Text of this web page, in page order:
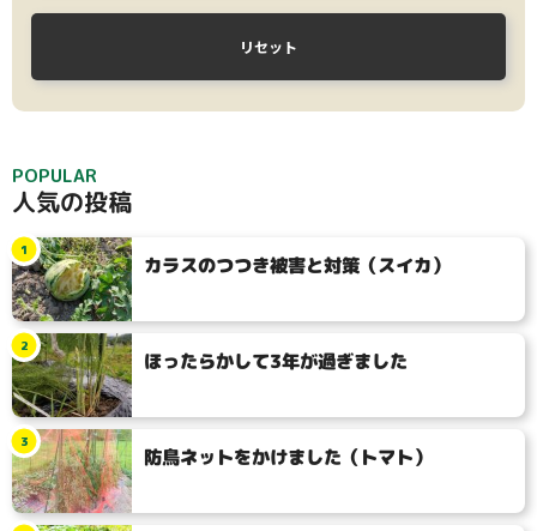
リセット
POPULAR
人気の投稿
カラスのつつき被害と対策（スイカ）
1
ほったらかして3年が過ぎました
2
防鳥ネットをかけました（トマト）
3